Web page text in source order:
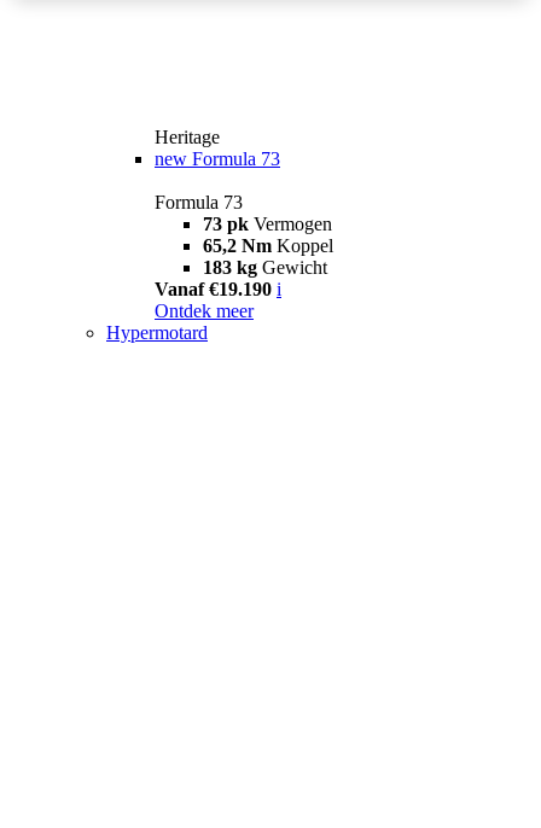
Heritage
new Formula 73
Formula 73
73 pk Vermogen
65,2 Nm Koppel
183 kg Gewicht
Vanaf €19.190 i
Ontdek meer
Hypermotard